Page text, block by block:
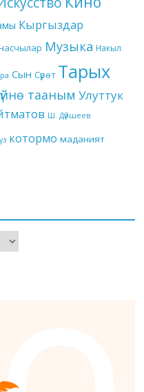
Кыргыздар
Музыка Накыл
Сын Сүрөт Тарых
тааным Улуттук
Ш. Дүйшеев
котормо маданият